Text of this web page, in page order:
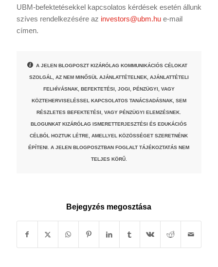
UBM-befektetésekkel kapcsolatos kérdések esetén állunk
szíves rendelkezésére az investors@ubm.hue-mail
címen.
A JELEN BLOGPOSZT KIZÁRÓLAG KOMMUNIKÁCIÓS CÉLOKAT
SZOLGÁL, AZ NEM MINŐSÜL AJÁNLATTÉTELNEK, AJÁNLATTÉTELI
FELHÍVÁSNAK, BEFEKTETÉSI, JOGI, PÉNZÜGYI, VAGY
KÖZTEHERVISELÉSSEL KAPCSOLATOS TANÁCSADÁSNAK, SEM
RÉSZLETES BEFEKTETÉSI, VAGY PÉNZÜGYI ELEMZÉSNEK.
BLOGUNKAT KIZÁRÓLAG ISMERETTERJESZTÉSI ÉS EDUKÁCIÓS
CÉLBÓL HOZTUK LÉTRE, AMELLYEL KÖZÖSSÉGET SZERETNÉNK
ÉPÍTENI. A JELEN BLOGPOSZTBAN FOGLALT TÁJÉKOZTATÁS NEM
TELJES KÖRŰ.
Bejegyzés megosztása